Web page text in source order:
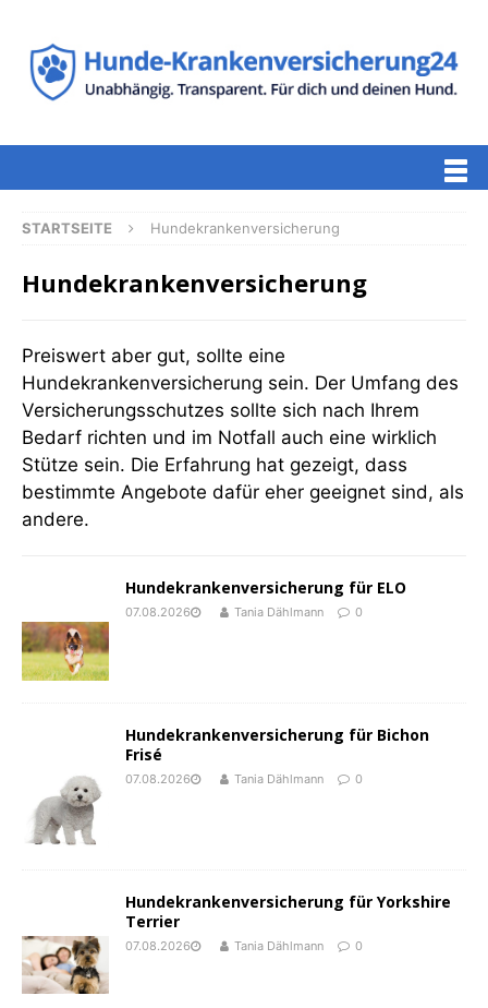
STARTSEITE Hundekrankenversicherung
Hundekrankenversicherung
Preiswert aber gut, sollte eine
Hundekrankenversicherung sein. Der Umfang des
Versicherungsschutzes sollte sich nach Ihrem
Bedarf richten und im Notfall auch eine wirklich
Stütze sein. Die Erfahrung hat gezeigt, dass
bestimmte Angebote dafür eher geeignet sind, als
andere.
Hundekrankenversicherung für ELO
07.08.2026 Tania Dählmann 0
Hundekrankenversicherung für Bichon
Frisé
07.08.2026 Tania Dählmann 0
Hundekrankenversicherung für Yorkshire
Terrier
07.08.2026 Tania Dählmann 0